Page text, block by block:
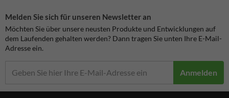
Melden Sie sich für unseren Newsletter an
Möchten Sie über unsere neusten Produkte und Entwicklungen auf
dem Laufenden gehalten werden? Dann tragen Sie unten Ihre E-Mail-
Adresse ein.
Anmelden